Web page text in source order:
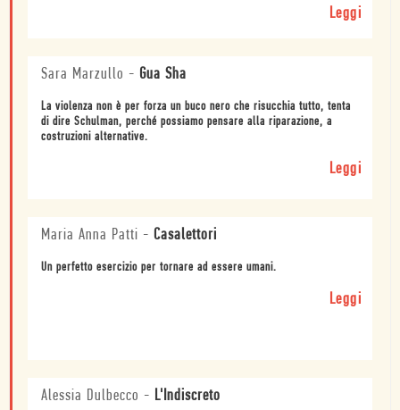
Leggi
Sara Marzullo - Gua Sha
La violenza non è per forza un buco nero che risucchia tutto, tenta
di dire Schulman, perché possiamo pensare alla riparazione, a
costruzioni alternative.
Leggi
Maria Anna Patti - Casalettori
Un perfetto esercizio per tornare ad essere umani.
Leggi
Alessia Dulbecco - L'Indiscreto